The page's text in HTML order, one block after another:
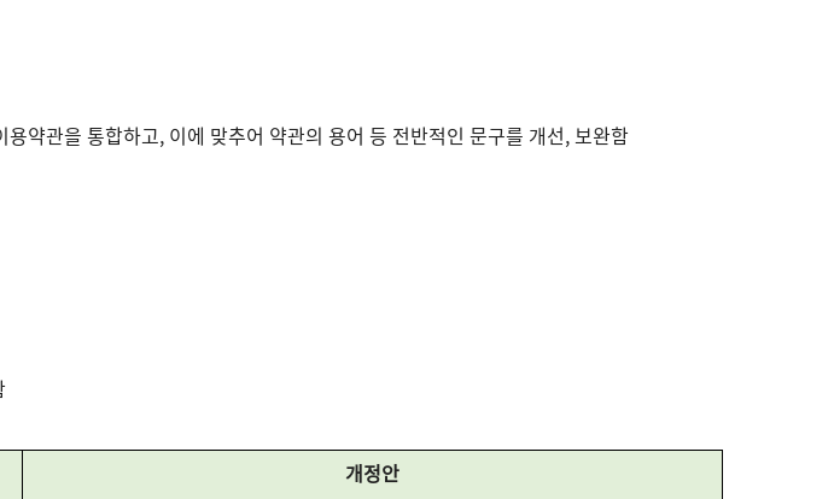
약관을 통합하고, 이에 맞추어 약관의 용어 등 전반적인 문구를 개선, 보완함
개정안